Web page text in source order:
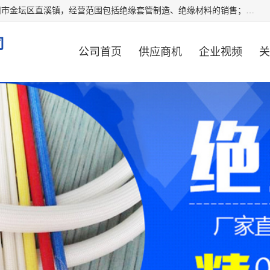
常州市国枫绝缘材料有限公司成立于2012年，注册地位于常州市金坛区直溪镇，经营范围包括绝缘套管制造、绝缘材料的销售；专业生产各种：黄腊管、自熄管、硅胶管、定纹管，厂价直销。
公司首页 供应商机 企业视频
公司动态